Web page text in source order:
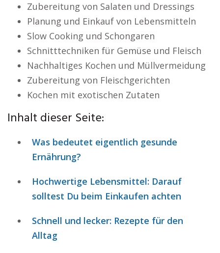
Zubereitung von Salaten und Dressings
Planung und Einkauf von Lebensmitteln
Slow Cooking und Schongaren
Schnitttechniken für Gemüse und Fleisch
Nachhaltiges Kochen und Müllvermeidung
Zubereitung von Fleischgerichten
Kochen mit exotischen Zutaten
Inhalt dieser Seite:
Was bedeutet eigentlich gesunde
Ernährung?
Hochwertige Lebensmittel: Darauf
solltest Du beim Einkaufen achten
Schnell und lecker: Rezepte für den
Alltag